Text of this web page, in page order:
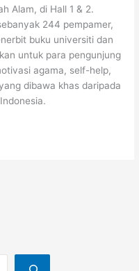
Alam, di Hall 1 & 2.
244 pempamer,
buku universiti dan
untuk para pengunjung
agama, self-help,
dibawa khas daripada